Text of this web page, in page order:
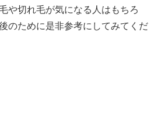
や切れ毛が気になる人はもちろ
のために是非参考にしてみてくだ